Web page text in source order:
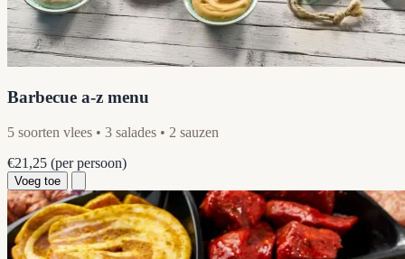
Barbecue a-z menu
5 soorten vlees • 3 salades • 2 sauzen
€21,25 (per persoon)
Voeg toe